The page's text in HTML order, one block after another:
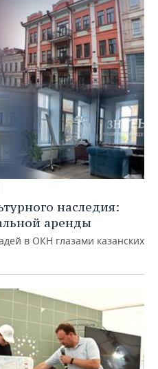
наследия:
аренды
в ОКН глазами казанских